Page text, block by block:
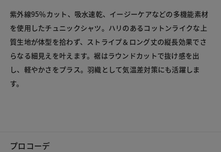
紫外線95％カット、吸水速乾、イージーケアなどの多機能素材
を使用したチュニックシャツ。ハリのあるコットンライクな上
質生地が体型を拾わず、ストライプ＆ロング丈の縦長効果でさ
らなる細見えを叶えます。裾はラウンドカットで抜け感を出
し、軽やかさをプラス。羽織として気温差対策にも活躍しま
す。
プロコーデ